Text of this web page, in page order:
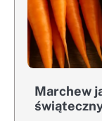
Marchew